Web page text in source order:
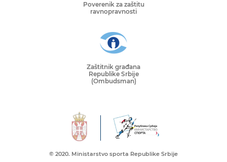
Poverenik za zaštitu
ravnopravnosti
Zaštitnik građana
Republike Srbije
(Ombudsman)
© 2020. Ministarstvo sporta Republike Srbije